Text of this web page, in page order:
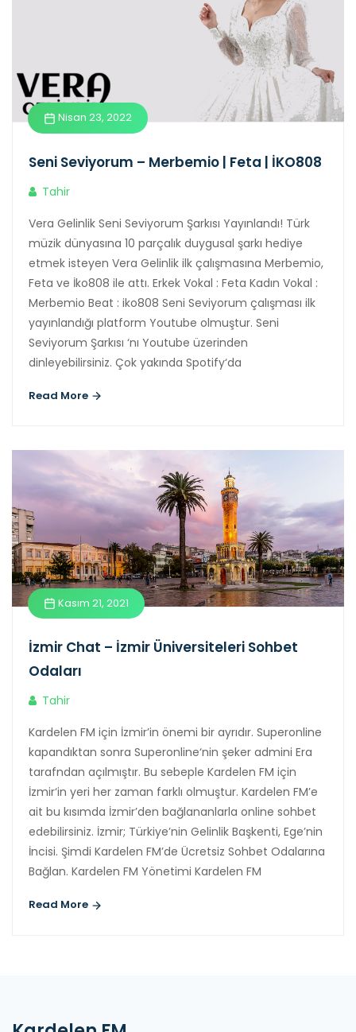
Nisan 23, 2022
Seni Seviyorum – Merbemio | Feta | İKO808
Tahir
Vera Gelinlik Seni Seviyorum Şarkısı Yayınlandı! Türk
müzik dünyasına 10 parçalık duygusal şarkı hediye
etmek isteyen Vera Gelinlik ilk çalışmasına Merbemio,
Feta ve İko808 ile attı. Erkek Vokal : Feta Kadın Vokal :
Merbemio Beat : iko808 Seni Seviyorum çalışması ilk
yayınlandığı platform Youtube olmuştur. Seni
Seviyorum Şarkısı ‘nı Youtube üzerinden
dinleyebilirsiniz. Çok yakında Spotify‘da
Read More
Kasım 21, 2021
İzmir Chat – İzmir Üniversiteleri Sohbet
Odaları
Tahir
Kardelen FM için İzmir’in önemi bir ayrıdır. Superonline
kapandıktan sonra Superonline‘nin şeker admini Era
tarafndan açılmıştır. Bu sebeple Kardelen FM için
İzmir‘in yeri her zaman farklı olmuştur. Kardelen FM’e
ait bu kısımda İzmir’den bağlananlarla online sohbet
edebilirsiniz. İzmir; Türkiye’nin Gelinlik Başkenti, Ege’nin
İncisi. Şimdi Kardelen FM’de Ücretsiz Sohbet Odalarına
Bağlan. Kardelen FM Yönetimi Kardelen FM
Read More